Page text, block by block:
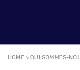
HOME > QUI SOMMES-